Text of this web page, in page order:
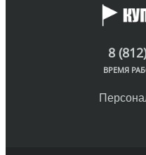
8
ВРЕМЯ